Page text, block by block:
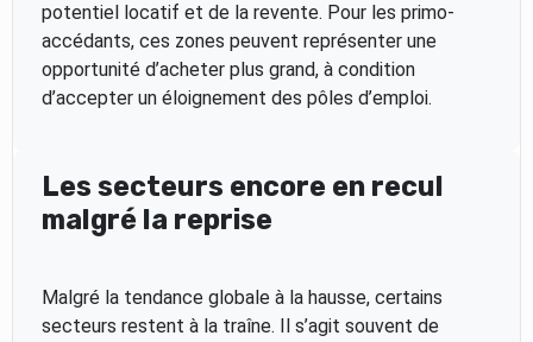
potentiel locatif et de la revente. Pour les primo-
accédants, ces zones peuvent représenter une
opportunité d’acheter plus grand, à condition
d’accepter un éloignement des pôles d’emploi.
Les secteurs encore en recul
malgré la reprise
Malgré la tendance globale à la hausse, certains
secteurs restent à la traîne. Il s’agit souvent de